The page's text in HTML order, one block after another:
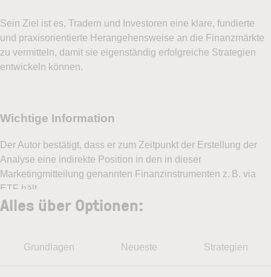
widerrufen, ohne dass hierfür andere als die
Übermittlungskosten nach den Basistarifen
entstehen. Ich stimme ebenfalls der telefonischen
Kontaktaufnahme durch LYNX zu. Meine
Datenschutzerklärung
Ich stimme zu, das Demokonto bzw. den
börsentäglichen Newsletter Börsenblick von LYNX
zu erhalten. Mit der Eröffnung des Demokontos
Werbe-E-Mails mit Angeboten, Neuigkeiten und
Newsletter oder per E-Mail an
Sein Ziel ist es, Tradern und Investoren eine klare, fundierte
und praxisorientierte Herangehensweise an die Finanzmärkte
zu vermitteln, damit sie eigenständig erfolgreiche Strategien
entwickeln können.
Alles über Optionen:
Grundlagen Neueste Strategien